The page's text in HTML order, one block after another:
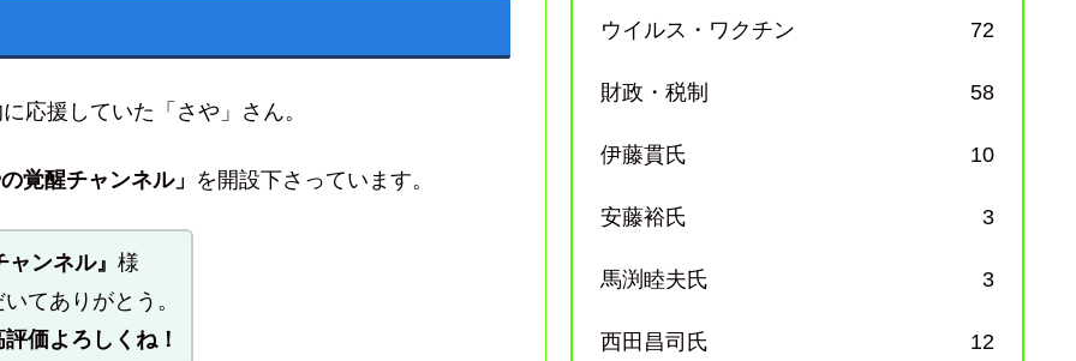
応援していた「さや」さん。
覚醒チャンネル」 を開設下さっています。
ンネル』 様
てありがとう。
価よろしくね！
ウイルス・ワクチン 72
財政・税制 58
伊藤貫氏 10
安藤裕氏 3
馬渕睦夫氏 3
西田昌司氏 12